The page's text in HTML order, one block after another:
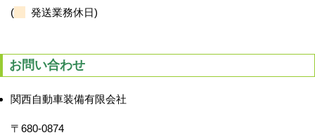
( 発送業務休日)
お問い合わせ
関西自動車装備有限会社
〒680-0874